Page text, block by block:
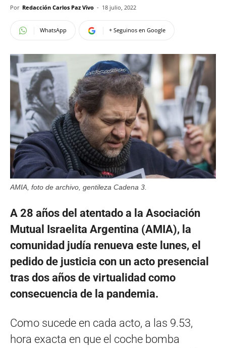
Por Redacción Carlos Paz Vivo - 18 julio, 2022
WhatsApp + Seguinos en Google
AMIA, foto de archivo, gentileza Cadena 3.
A 28 años del atentado a la Asociación
Mutual Israelita Argentina (AMIA), la
comunidad judía renueva este lunes, el
pedido de justicia con un acto presencial
tras dos años de virtualidad como
consecuencia de la pandemia.
Como sucede en cada acto, a las 9.53,
hora exacta en que el coche bomba